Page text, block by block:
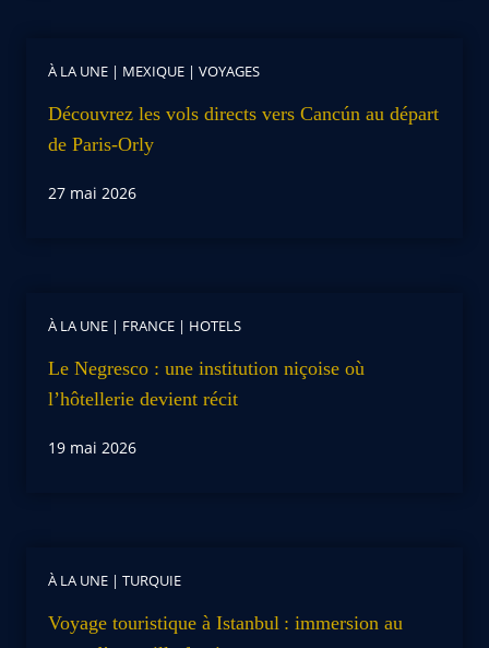
À LA UNE | MEXIQUE | VOYAGES
Découvrez les vols directs vers Cancún au départ
de Paris-Orly
27 mai 2026
À LA UNE | FRANCE | HOTELS
Le Negresco : une institution niçoise où
l’hôtellerie devient récit
19 mai 2026
À LA UNE | TURQUIE
Voyage touristique à Istanbul : immersion au